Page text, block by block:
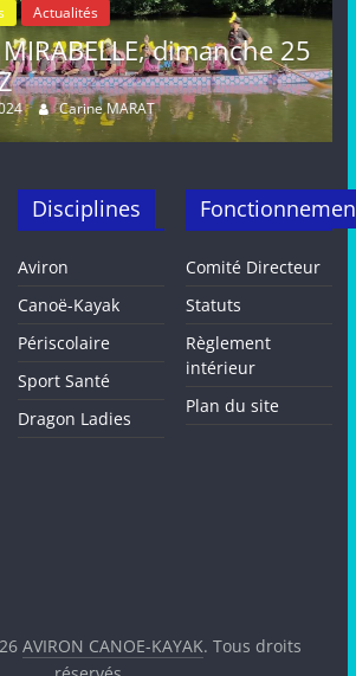
Actualités
dimanche 25
Carine MARAT
Disciplines
Aviron
Canoë-Kayak
Périscolaire
Sport Santé
Dragon Ladies
Comité Directeur
Statuts
Règlement
intérieur
Plan du site
AVIRON CANOE-KAYAK. Tous droits